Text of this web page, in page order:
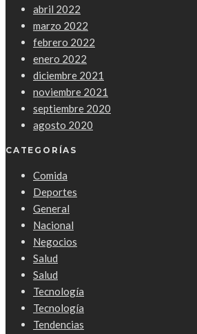
abril 2022
marzo 2022
febrero 2022
enero 2022
diciembre 2021
noviembre 2021
septiembre 2020
agosto 2020
CATEGORÍAS
Comida
Deportes
General
Nacional
Negocios
Salud
Salud
Tecnología
Tecnología
Tendencias